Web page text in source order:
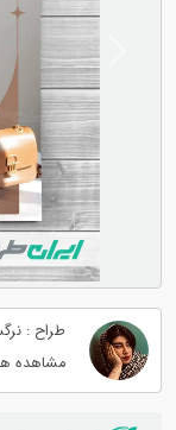
Previous
طراح :
مشاهده